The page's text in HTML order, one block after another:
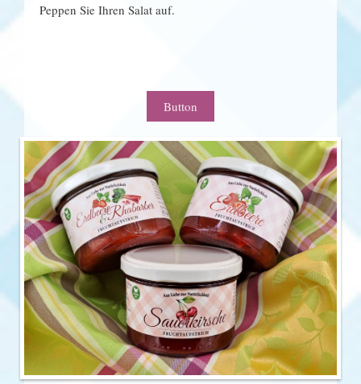
Peppen Sie Ihren Salat auf.
Button